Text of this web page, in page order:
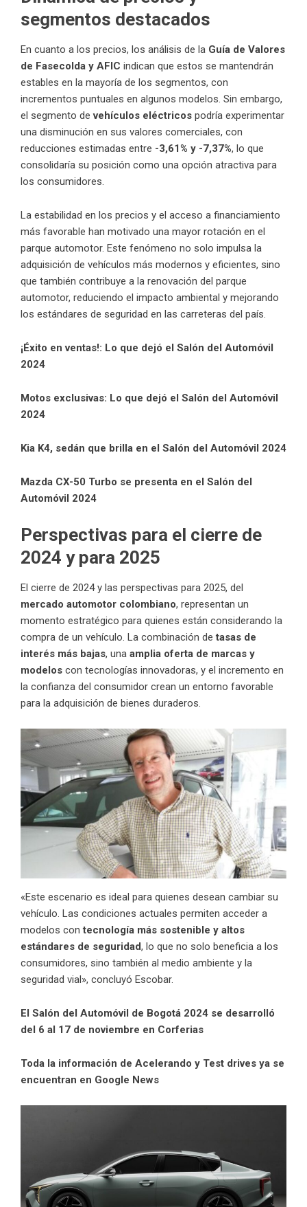
segmentos destacados
En cuanto a los precios, los análisis de la Guía de Valores
de Fasecolda y AFIC indican que estos se mantendrán
estables en la mayoría de los segmentos, con
incrementos puntuales en algunos modelos. Sin embargo,
el segmento devehículos eléctricos podría experimentar
una disminución en sus valores comerciales, con
reducciones estimadas entre -3,61% y -7,37%, lo que
consolidaría su posición como una opción atractiva para
los consumidores.
La estabilidad en los precios y el acceso a financiamiento
más favorable han motivado una mayor rotación en el
parque automotor. Este fenómeno no solo impulsa la
adquisición de vehículos más modernos y eficientes, sino
que también contribuye a la renovación del parque
automotor, reduciendo el impacto ambiental y mejorando
los estándares de seguridad en las carreteras del país.
¡Éxito en ventas!: Lo que dejó el Salón del Automóvil
2024
Motos exclusivas: Lo que dejó el Salón del Automóvil
2024
Kia K4, sedán que brilla en el Salón del Automóvil 2024
Mazda CX-50 Turbo se presenta en el Salón del
Automóvil 2024
Perspectivas para el cierre de
2024 y para 2025
El cierre de 2024 y las perspectivas para 2025, del
mercado automotor colombiano, representan un
momento estratégico para quienes están considerando la
compra de un vehículo. La combinación detasas de
interés más bajas, una amplia oferta de marcas y
modelos con tecnologías innovadoras, y el incremento en
la confianza del consumidor crean un entorno favorable
para la adquisición de bienes duraderos.
«Este escenario es ideal para quienes desean cambiar su
vehículo. Las condiciones actuales permiten acceder a
modelos contecnología más sostenible y altos
estándares de seguridad, lo que no solo beneficia a los
consumidores, sino también al medio ambiente y la
seguridad vial», concluyó Escobar.
El Salón del Automóvil de Bogotá 2024 se desarrolló
del 6 al 17 de noviembre en Corferias
Toda la información de Acelerando y Test drives ya se
encuentran en Google News